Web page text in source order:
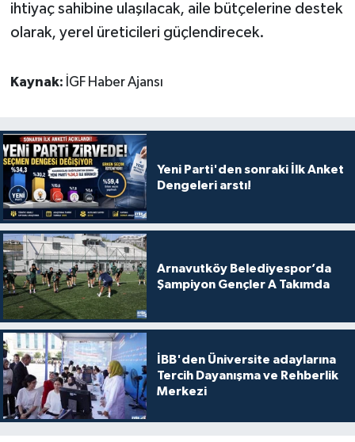
ihtiyaç sahibine ulaşılacak, aile bütçelerine destek
olarak, yerel üreticileri güçlendirecek.
Kaynak: İGF Haber Ajansı
Yeni Parti'den sonraki İlk Anket
Dengeleri arstı!
Arnavutköy Belediyespor’da
Şampiyon Gençler A Takımda
İBB'den Üniversite adaylarına
Tercih Dayanışma ve Rehberlik
Merkezi